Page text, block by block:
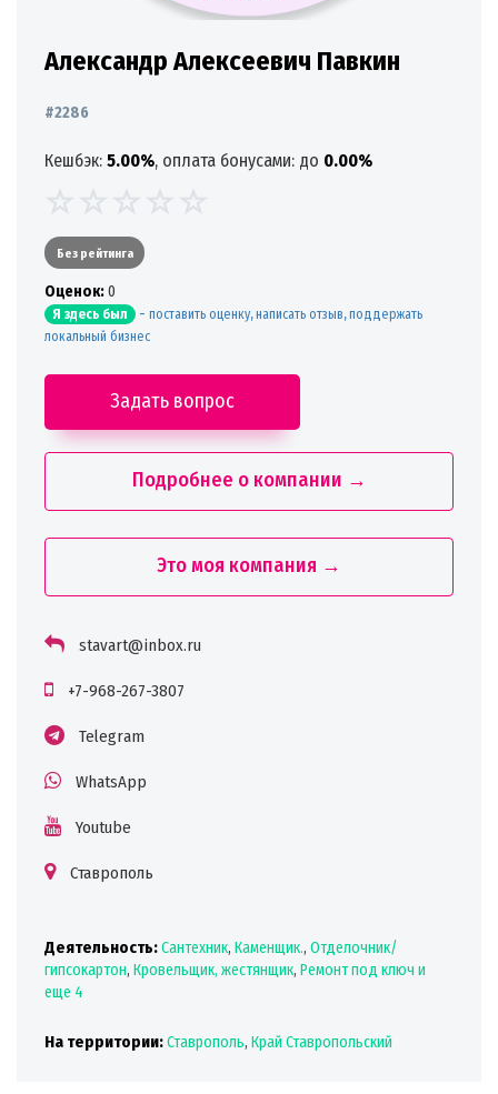
Александр Алексеевич Павкин
#2286
Кешбэк: 5.00%, оплата бонусами: до 0.00%
Без рейтинга
Oценок:0
Я здесь был - поставить оценку, написать отзыв, поддержать
локальный бизнес
Задать вопрос
Подробнее о компании →
Это моя компания →
stavart@inbox.ru
+7-968-267-3807
Telegram
WhatsApp
Youtube
Ставрополь
Деятельность:Сантехник, Каменщик., Отделочник/
гипсокартон, Кровельщик, жестянщик, Ремонт под ключ и
еще 4
На территории:Ставрополь, Край Ставропольский